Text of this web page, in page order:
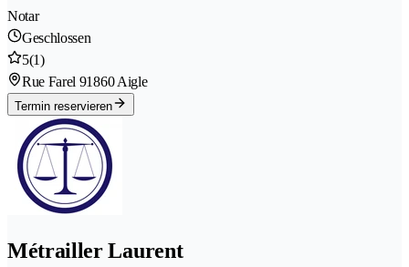
Notar
Geschlossen
5(1)
Rue Farel 91860 Aigle
Termin reservieren
Métrailler Laurent